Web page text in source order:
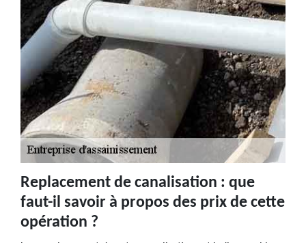
Replacement de canalisation : que
faut-il savoir à propos des prix de cette
opération ?